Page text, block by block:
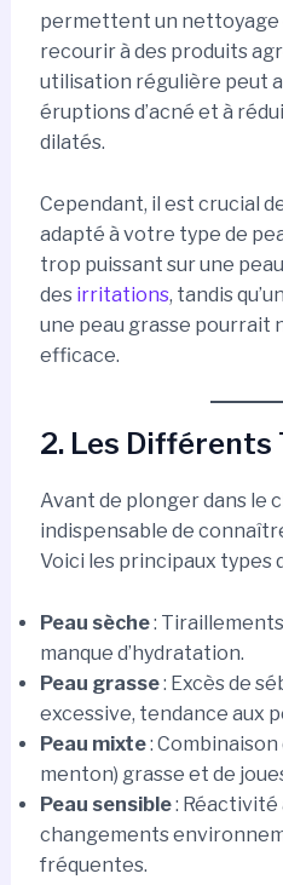
permettent un nettoyage
recourir à des produits
utilisation régulière peut
éruptions d’acné et à
dilatés.
Cependant, il est crucial
adapté à votre type de
trop puissant sur une
des irritations, tandis
une peau grasse pourrait
efficace.
2. Les Différents
Avant de plonger dans le
indispensable de
Voici les principaux types
Peau sèche:
manque d’hydratation.
Peau grasse: Excès de
excessive, tendance aux
Peau mixte: Combinaison
menton) grasse et de
Peau sensible: Réactivité
changements
fréquentes.